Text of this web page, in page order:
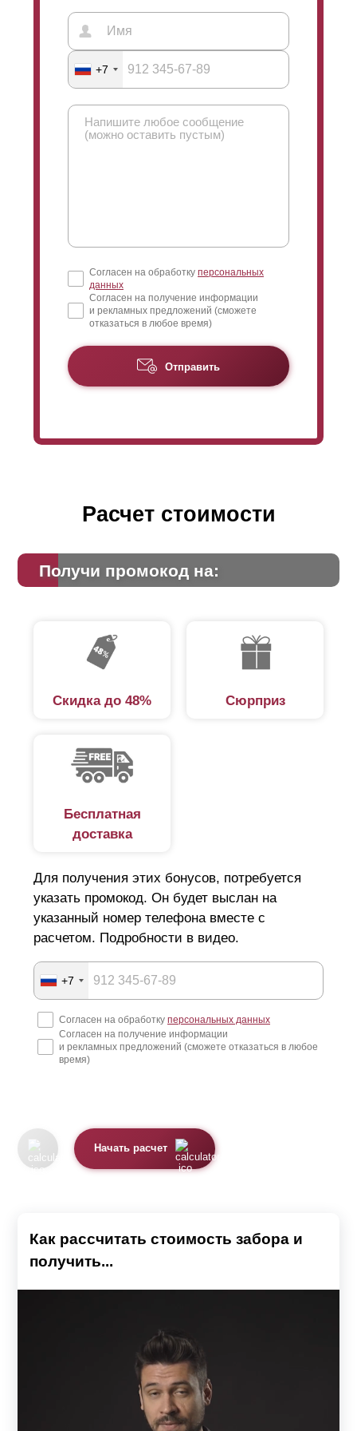
+7
Согласен на обработку персональных
данных
Согласен на получение информации
и рекламных предложений (сможете
отказаться в любое время)
Отправить
Расчет стоимости
Получи промокод на:
Скидка до 48% Сюрприз
Бесплатная
доставка
Для получения этих бонусов, потребуется
указать промокод. Он будет выслан на
указанный номер телефона вместе с
расчетом. Подробности в видео.
+7
Согласен на обработку персональных данных
Согласен на получение информации
и рекламных предложений (сможете отказаться в любое
время)
Начать расчет
Как рассчитать стоимость забора и
получить...